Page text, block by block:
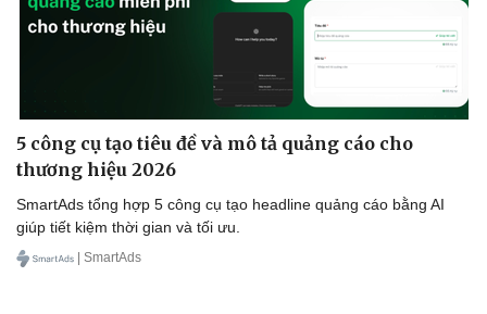
5 công cụ tạo tiêu đề và mô tả quảng cáo cho
thương hiệu 2026
SmartAds tổng hợp 5 công cụ tạo headline quảng cáo bằng AI
giúp tiết kiệm thời gian và tối ưu.
| SmartAds